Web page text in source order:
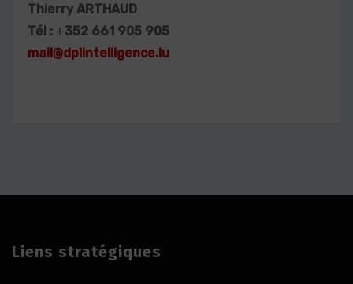
Thierry ARTHAUD
Tél : +352 661 905 905
mail@dplintelligence.lu
Liens stratégiques